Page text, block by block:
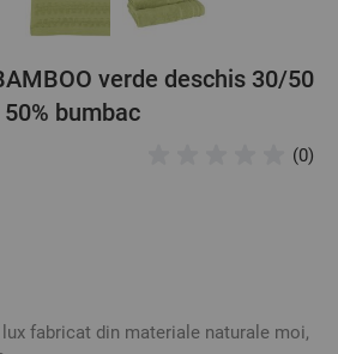
verde deschis 30/50
bumbac
(0)
fabricat din materiale naturale moi,